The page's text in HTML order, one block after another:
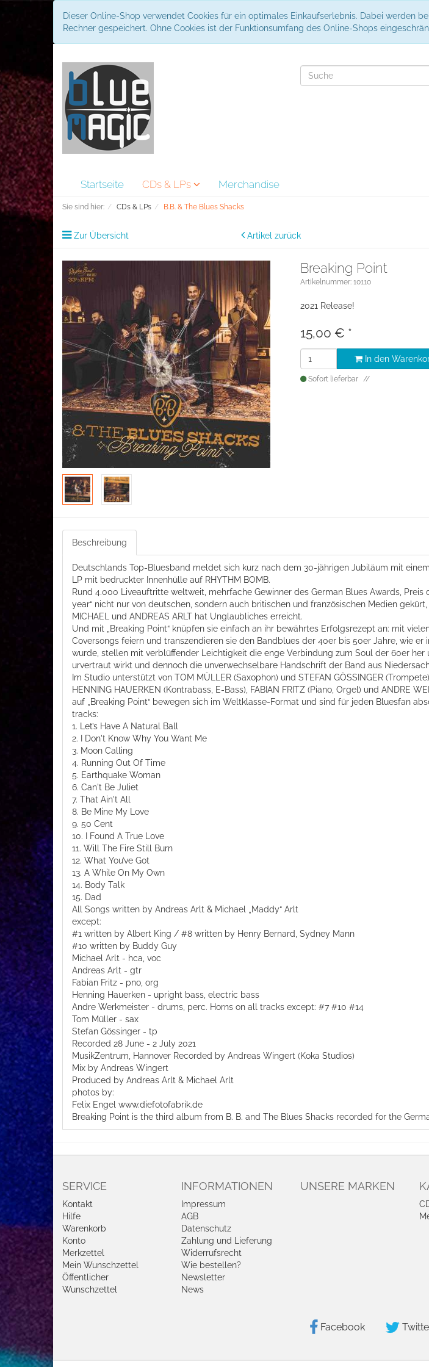
Dieser Online-Shop verwendet Cookies für ein optimales Einkaufserlebnis. Dabei werden
Rechner gespeichert. Ohne Cookies ist der Funktionsumfang des Online-Shops
Startseite CDs & LPs Merchandise
Sie sind hier: CDs & LPs B.B. & The Blues Shacks
Zur Übersicht Artikel zurück
Breaking Point
Artikelnummer: 10110
2021 Release!
15,00 € *
In den
Sofort lieferbar
Beschreibung
Deutschlands Top-Bluesband meldet sich kurz nach dem 30-jährigen Jubiläum mit
LP mit bedruckter Innenhülle auf RHYTHM BOMB.
Rund 4.000 Liveauftritte weltweit, mehrfache Gewinner des German Blues Awards,
year“ nicht nur von deutschen, sondern auch britischen und französischen Medien
MICHAEL und ANDREAS ARLT hat Unglaubliches erreicht.
Und mit „Breaking Point“ knüpfen sie einfach an ihr bewährtes Erfolgsrezept an: mit
Coversongs feiern und transzendieren sie den Bandblues der 40er bis 50er Jahre, wie
wurde, stellen mit verblüffender Leichtigkeit die enge Verbindung zum Soul der 60er
urvertraut wirkt und dennoch die unverwechselbare Handschrift der Band aus
Im Studio unterstützt von TOM MÜLLER (Saxophon) und STEFAN GÖSSINGER
HENNING HAUERKEN (Kontrabass, E-Bass), FABIAN FRITZ (Piano, Orgel) und ANDRE
auf „Breaking Point“ bewegen sich im Weltklasse-Format und sind für jeden Bluesfan
tracks:
1. Let’s Have A Natural Ball
2. I Don't Know Why You Want Me
3. Moon Calling
4. Running Out Of Time
5. Earthquake Woman
6. Can't Be Juliet
7. That Ain't All
8. Be Mine My Love
9. 50 Cent
10. I Found A True Love
11. Will The Fire Still Burn
12. What You’ve Got
13. A While On My Own
14. Body Talk
15. Dad
All Songs written by Andreas Arlt & Michael „Maddy“ Arlt
except:
#1 written by Albert King / #8 written by Henry Bernard, Sydney Mann
#10 written by Buddy Guy
Michael Arlt - hca, voc
Andreas Arlt - gtr
Fabian Fritz - pno, org
Henning Hauerken - upright bass, electric bass
Andre Werkmeister - drums, perc. Horns on all tracks except: #7 #10 #14
Tom Müller - sax
Stefan Gössinger - tp
Recorded 28 June - 2 July 2021
MusikZentrum, Hannover Recorded by Andreas Wingert (Koka Studios)
Mix by Andreas Wingert
Produced by Andreas Arlt & Michael Arlt
photos by:
Felix Engel www.diefotofabrik.de
Breaking Point is the third album from B. B. and The Blues Shacks recorded for the
SERVICE
Kontakt
Hilfe
Warenkorb
Konto
Merkzettel
Mein Wunschzettel
Öffentlicher
Wunschzettel
INFORMATIONEN
Impressum
AGB
Datenschutz
Zahlung und Lieferung
Widerrufsrecht
Wie bestellen?
Newsletter
News
UNSERE MARKEN
Facebook